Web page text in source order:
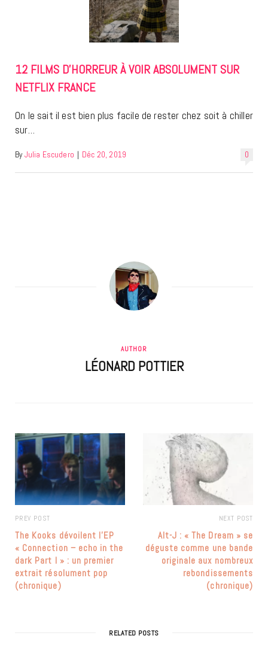
12 FILMS D’HORREUR À VOIR ABSOLUMENT SUR
NETFLIX FRANCE
On le sait il est bien plus facile de rester chez soit à chiller
sur…
0
By Julia Escudero | Déc 20, 2019
AUTHOR
LÉONARD POTTIER
PREV POST
The Kooks dévoilent l’EP
« Connection – echo in the
dark Part I » : un premier
extrait résolument pop
(chronique)
NEXT POST
Alt-J : « The Dream » se
déguste comme une bande
originale aux nombreux
rebondissements
(chronique)
RELATED POSTS